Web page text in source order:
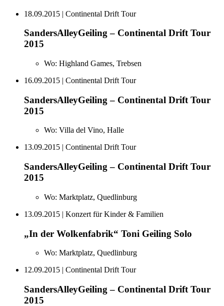
18.09.2015 | Continental Drift Tour
SandersAlleyGeiling – Continental Drift Tour
2015
Wo: Highland Games, Trebsen
16.09.2015 | Continental Drift Tour
SandersAlleyGeiling – Continental Drift Tour
2015
Wo: Villa del Vino, Halle
13.09.2015 | Continental Drift Tour
SandersAlleyGeiling – Continental Drift Tour
2015
Wo: Marktplatz, Quedlinburg
13.09.2015 | Konzert für Kinder & Familien
„In der Wolkenfabrik“ Toni Geiling Solo
Wo: Marktplatz, Quedlinburg
12.09.2015 | Continental Drift Tour
SandersAlleyGeiling – Continental Drift Tour
2015